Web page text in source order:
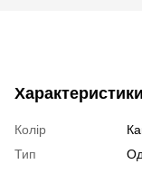
Характеристики
Колір
Тип